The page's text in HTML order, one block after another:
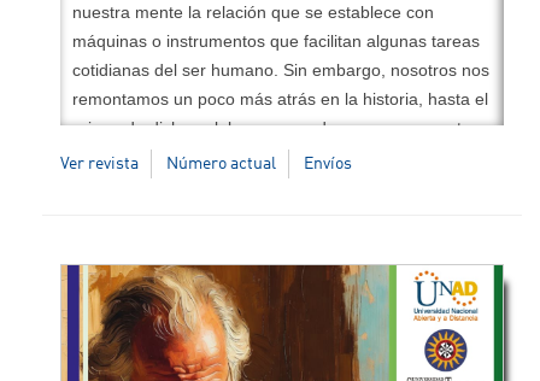
nuestra mente la relación que se establece con
máquinas o instrumentos que facilitan algunas tareas
cotidianas del ser humano. Sin embargo, nosotros nos
remontamos un poco más atrás en la historia, hasta el
origen de dicha palabra para poder expresar nuestro
sentido y fin último:“artium y“factum
maquinarias, edificios, espadas y otras herramientas;
y los“fabers”, los fabricantes, se asociaron en lo que
se llamó universitas. Este se constituyó en un lugar
común para intercambiar ideas, para defender lo
Ver revista Número actual Envíos